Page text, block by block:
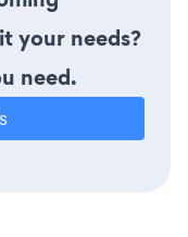
your needs?
need.